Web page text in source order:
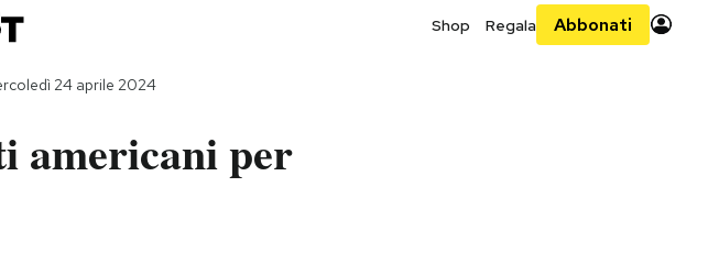
Shop Regala Abbonati
24 aprile 2024
americani per